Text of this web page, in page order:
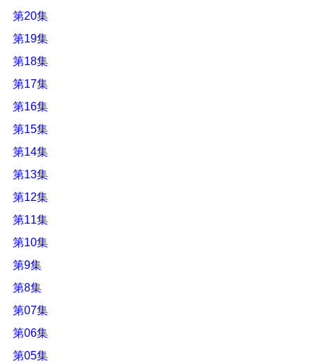
第20集
第19集
第18集
第17集
第16集
第15集
第14集
第13集
第12集
第11集
第10集
第9集
第8集
第07集
第06集
第05集